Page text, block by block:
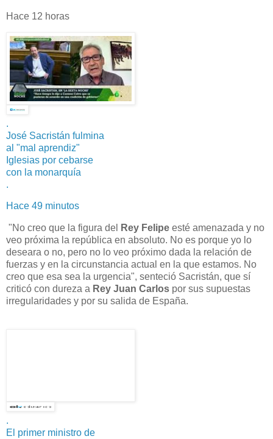
Hace 12 horas
.
José Sacristán fulmina
al "mal aprendiz"
Iglesias por cebarse
con la monarquía
.
Hace 49 minutos
"No creo que la figura del Rey Felipe esté amenazada y no
veo próxima la república en absoluto. No es porque yo lo
deseara o no, pero no lo veo próximo dada la relación de
fuerzas y en la circunstancia actual en la que estamos. No
creo que esa sea la urgencia", senteció Sacristán, que sí
criticó con dureza a Rey Juan Carlos por sus supuestas
irregularidades y por su salida de España.
.
El primer ministro de